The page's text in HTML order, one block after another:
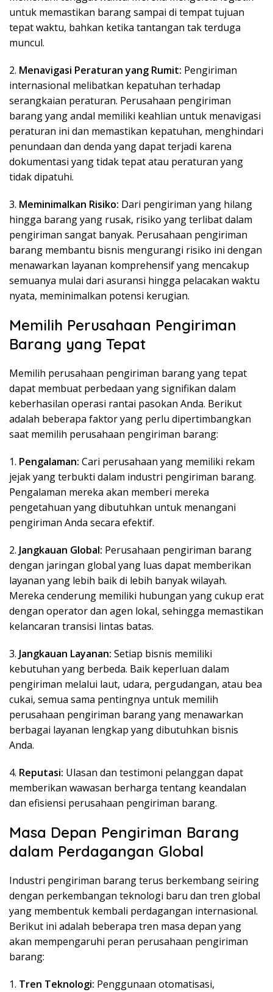
untuk memastikan barang sampai di tempat tujuan
tepat waktu, bahkan ketika tantangan tak terduga
muncul.
2. Menavigasi Peraturan yang Rumit: Pengiriman
internasional melibatkan kepatuhan terhadap
serangkaian peraturan. Perusahaan pengiriman
barang yang andal memiliki keahlian untuk menavigasi
peraturan ini dan memastikan kepatuhan, menghindari
penundaan dan denda yang dapat terjadi karena
dokumentasi yang tidak tepat atau peraturan yang
tidak dipatuhi.
3. Meminimalkan Risiko: Dari pengiriman yang hilang
hingga barang yang rusak, risiko yang terlibat dalam
pengiriman sangat banyak. Perusahaan pengiriman
barang membantu bisnis mengurangi risiko ini dengan
menawarkan layanan komprehensif yang mencakup
semuanya mulai dari asuransi hingga pelacakan waktu
nyata, meminimalkan potensi kerugian.
Memilih Perusahaan Pengiriman
Barang yang Tepat
Memilih perusahaan pengiriman barang yang tepat
dapat membuat perbedaan yang signifikan dalam
keberhasilan operasi rantai pasokan Anda. Berikut
adalah beberapa faktor yang perlu dipertimbangkan
saat memilih perusahaan pengiriman barang:
1. Pengalaman: Cari perusahaan yang memiliki rekam
jejak yang terbukti dalam industri pengiriman barang.
Pengalaman mereka akan memberi mereka
pengetahuan yang dibutuhkan untuk menangani
pengiriman Anda secara efektif.
2. Jangkauan Global: Perusahaan pengiriman barang
dengan jaringan global yang luas dapat memberikan
layanan yang lebih baik di lebih banyak wilayah.
Mereka cenderung memiliki hubungan yang cukup erat
dengan operator dan agen lokal, sehingga memastikan
kelancaran transisi lintas batas.
3. Jangkauan Layanan: Setiap bisnis memiliki
kebutuhan yang berbeda. Baik keperluan dalam
pengiriman melalui laut, udara, pergudangan, atau bea
cukai, semua sama pentingnya untuk memilih
perusahaan pengiriman barang yang menawarkan
berbagai layanan lengkap yang dibutuhkan bisnis
Anda.
4. Reputasi: Ulasan dan testimoni pelanggan dapat
memberikan wawasan berharga tentang keandalan
dan efisiensi perusahaan pengiriman barang.
Masa Depan Pengiriman Barang
dalam Perdagangan Global
Industri pengiriman barang terus berkembang seiring
dengan perkembangan teknologi baru dan tren global
yang membentuk kembali perdagangan internasional.
Berikut ini adalah beberapa tren masa depan yang
akan mempengaruhi peran perusahaan pengiriman
barang:
1. Tren Teknologi: Penggunaan otomatisasi,